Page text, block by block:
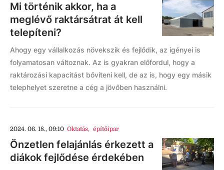
Mi történik akkor, ha a
meglévő raktársátrat át kell
telepíteni?
Ahogy egy vállalkozás növekszik és fejlődik, az igényei is
folyamatosan változnak. Az is gyakran előfordul, hogy a
raktározási kapacitást bővíteni kell, de az is, hogy egy másik
telephelyet szeretne a cég a jövőben használni.
2024. 06. 18., 09:10 Oktatás, építőipar
Önzetlen felajánlás érkezett a
diákok fejlődése érdekében